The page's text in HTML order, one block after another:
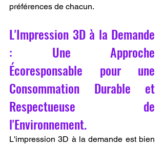
préférences de chacun.
L'Impression 3D à la Demande
: Une Approche
Écoresponsable pour une
Consommation Durable et
Respectueuse de
l'Environnement.
L'impression 3D à la demande est bien